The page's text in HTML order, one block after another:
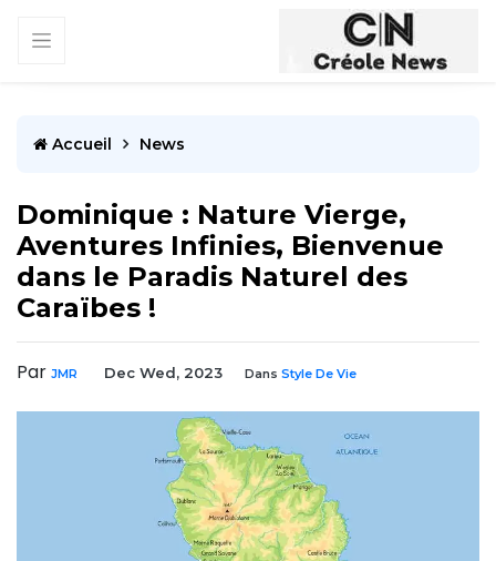
Accueil News
Dominique : Nature Vierge,
Aventures Infinies, Bienvenue
dans le Paradis Naturel des
Caraïbes !
Par JMR Dec Wed, 2023 Dans Style De Vie